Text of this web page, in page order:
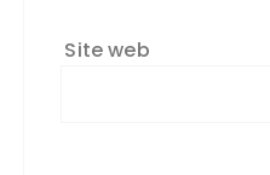
Site web